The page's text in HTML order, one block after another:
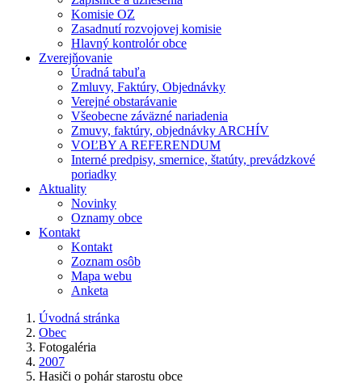
Komisie OZ
Zasadnutí rozvojovej komisie
Hlavný kontrolór obce
Zverejňovanie
Úradná tabuľa
Zmluvy, Faktúry, Objednávky
Verejné obstarávanie
Všeobecne záväzné nariadenia
Zmuvy, faktúry, objednávky ARCHÍV
VOĽBY A REFERENDUM
Interné predpisy, smernice, štatúty, prevádzkové
poriadky
Aktuality
Novinky
Oznamy obce
Kontakt
Kontakt
Zoznam osôb
Mapa webu
Anketa
Úvodná stránka
Obec
Fotogaléria
2007
Hasiči o pohár starostu obce